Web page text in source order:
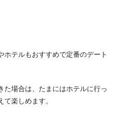
ホテルもおすすめで定番のデート
た場合は、たまにはホテルに行っ
楽しめます。